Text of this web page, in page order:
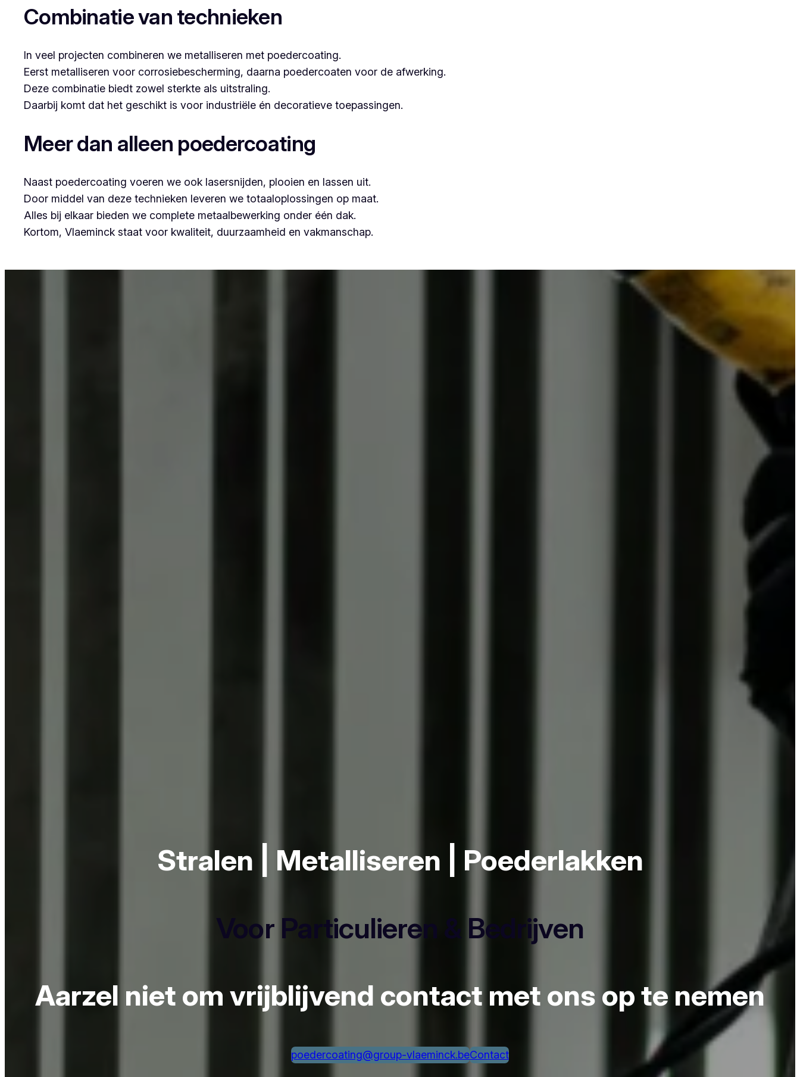
Combinatie van technieken
In veel projecten combineren we metalliseren met poedercoating.
Eerst metalliseren voor corrosiebescherming, daarna poedercoaten voor de afwerking.
Deze combinatie biedt zowel sterkte als uitstraling.
Daarbij komt dat het geschikt is voor industriële én decoratieve toepassingen.
Meer dan alleen poedercoating
Naast poedercoating voeren we ook lasersnijden, plooien en lassen uit.
Door middel van deze technieken leveren we totaaloplossingen op maat.
Alles bij elkaar bieden we complete metaalbewerking onder één dak.
Kortom, Vlaeminck staat voor kwaliteit, duurzaamheid en vakmanschap.
Stralen | Metalliseren | Poederlakken
Voor Particulieren & Bedrijven
Aarzel niet om vrijblijvend contact met ons op te nemen
poedercoating@group-vlaeminck.beContact